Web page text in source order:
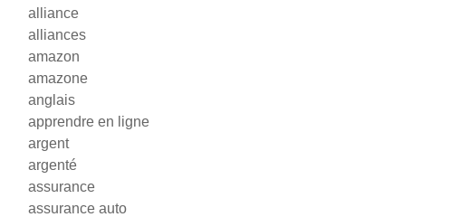
alliance
alliances
amazon
amazone
anglais
apprendre en ligne
argent
argenté
assurance
assurance auto